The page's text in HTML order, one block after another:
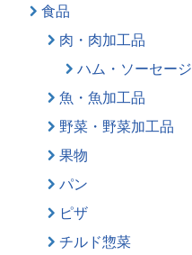
食品
肉・肉加工品
ハム・ソーセージ
魚・魚加工品
野菜・野菜加工品
果物
パン
ピザ
チルド惣菜